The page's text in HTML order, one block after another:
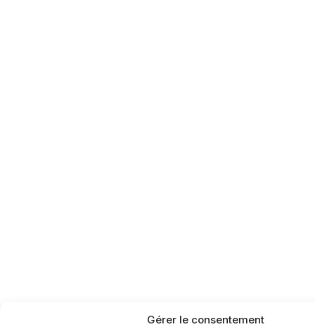
Gérer le consentement